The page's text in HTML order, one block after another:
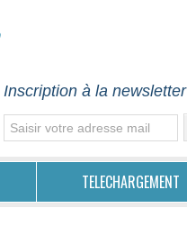
Inscription à la newsletter
TELECHARGEMENT